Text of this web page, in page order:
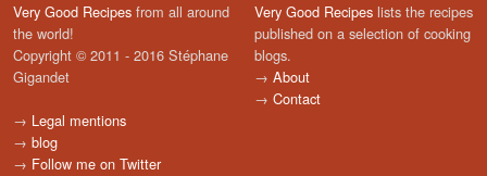
Very Good Recipes from all around
the world!
Copyright © 2011 - 2016 Stéphane
Gigandet
→ Legal mentions
→ blog
→ Follow me on Twitter
Very Good Recipes lists the recipes
published on a selection of cooking
blogs.
→ About
→ Contact